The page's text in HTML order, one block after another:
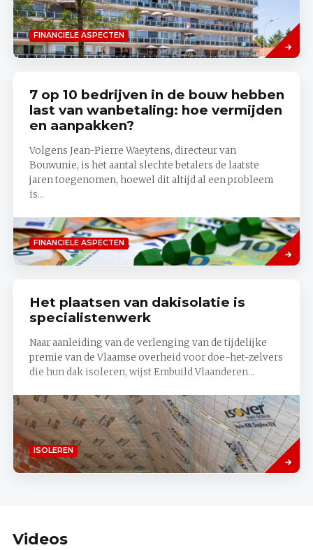
FINANCIELE ASPECTEN
Lees
meer
7 op 10 bedrijven in de bouw hebben
last van wanbetaling: hoe vermijden
en aanpakken?
Volgens Jean-Pierre Waeytens, directeur van
Bouwunie, is het aantal slechte betalers de laatste
jaren toegenomen, hoewel dit altijd al een probleem
is...
FINANCIELE ASPECTEN
Lees
meer
Het plaatsen van dakisolatie is
specialistenwerk
Naar aanleiding van de verlenging van de tijdelijke
premie van de Vlaamse overheid voor doe-het-zelvers
die hun dak isoleren, wijst Embuild Vlaanderen...
ISOLEREN
Lees
meer
Videos